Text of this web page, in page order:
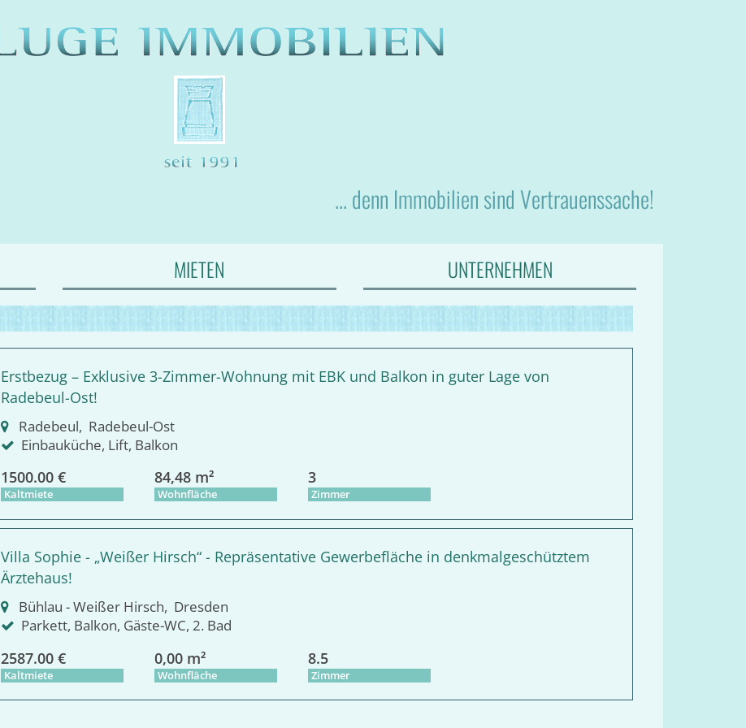
... denn Immobilien sind Vertrauenssache!
MIETEN UNTERNEHMEN
Erstbezug – Exklusive 3-Zimmer-Wohnung mit EBK und Balkon in guter Lage von
Radebeul-Ost!
Radebeul, Radebeul-Ost
Einbauküche, Lift, Balkon
1500.00 €
Kaltmiete
84,48 m²
Wohnfläche
3
Zimmer
Villa Sophie - „Weißer Hirsch“ - Repräsentative Gewerbefläche in denkmalgeschütztem
Ärztehaus!
Bühlau - Weißer Hirsch, Dresden
Parkett, Balkon, Gäste-WC, 2. Bad
2587.00 €
Kaltmiete
0,00 m²
Wohnfläche
8.5
Zimmer